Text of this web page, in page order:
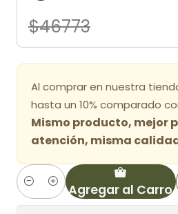
$46773
Al comprar en nuestra
hasta un 10% comparado
Mismo producto, mejor
atención, misma
Cantidad Agregar al Carro